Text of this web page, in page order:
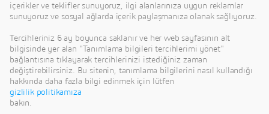
içerikler ve teklifler sunuyoruz, ilgi alanlarınıza uygun reklamlar
sunuyoruz ve sosyal ağlarda içerik paylaşmanıza olanak sağlıyoruz.
Tercihleriniz 6 ay boyunca saklanır ve her web sayfasının alt
bilgisinde yer alan "Tanımlama bilgileri tercihlerimi yönet"
bağlantısına tıklayarak tercihlerinizi istediğiniz zaman
değiştirebilirsiniz. Bu sitenin, tanımlama bilgilerini nasıl kullandığı
hakkında daha fazla bilgi edinmek için lütfen
gizlilik politikamıza
bakın.